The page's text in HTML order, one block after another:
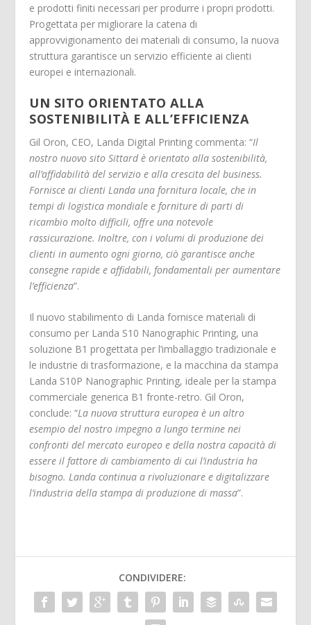
e prodotti finiti necessari per produrre i propri prodotti.
Progettata per migliorare la catena di
approvvigionamento dei materiali di consumo, la nuova
struttura garantisce un servizio efficiente ai clienti
europei e internazionali.
UN SITO ORIENTATO ALLA
SOSTENIBILITÀ E ALL’EFFICIENZA
Gil Oron, CEO, Landa Digital Printing commenta: “Il
nostro nuovo sito Sittard è orientato alla sostenibilità,
all’affidabilità del servizio e alla crescita del business.
Fornisce ai clienti Landa una fornitura locale, che in
tempi di logistica mondiale e forniture di parti di
ricambio molto difficili, offre una notevole
rassicurazione. Inoltre, con i volumi di produzione dei
clienti in aumento ogni giorno, ciò garantisce anche
consegne rapide e affidabili, fondamentali per aumentare
l’efficienza”.
Il nuovo stabilimento di Landa fornisce materiali di
consumo per Landa S10 Nanographic Printing, una
soluzione B1 progettata per l’imballaggio tradizionale e
le industrie di trasformazione, e la macchina da stampa
Landa S10P Nanographic Printing, ideale per la stampa
commerciale generica B1 fronte-retro. Gil Oron,
conclude: “La nuova struttura europea è un altro
esempio del nostro impegno a lungo termine nei
confronti del mercato europeo e della nostra capacità di
essere il fattore di cambiamento di cui l’industria ha
bisogno. Landa continua a rivoluzionare e digitalizzare
l’industria della stampa di produzione di massa”.
CONDIVIDERE: